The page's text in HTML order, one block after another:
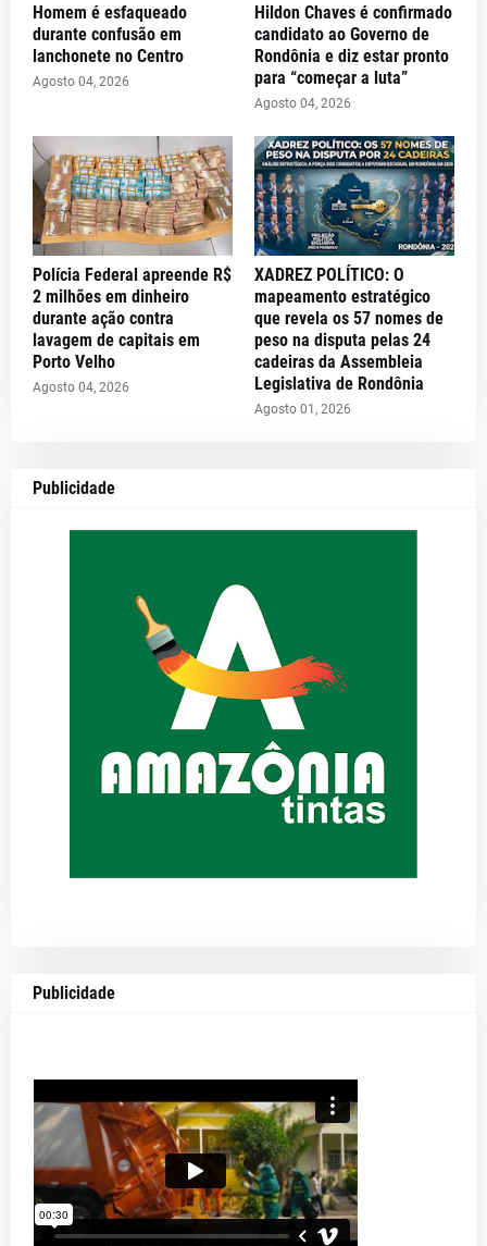
Homem é esfaqueado
durante confusão em
lanchonete no Centro
Agosto 04, 2026
Hildon Chaves é confirmado
candidato ao Governo de
Rondônia e diz estar pronto
para “começar a luta”
Agosto 04, 2026
Polícia Federal apreende R$
2 milhões em dinheiro
durante ação contra
lavagem de capitais em
Porto Velho
Agosto 04, 2026
XADREZ POLÍTICO: O
mapeamento estratégico
que revela os 57 nomes de
peso na disputa pelas 24
cadeiras da Assembleia
Legislativa de Rondônia
Agosto 01, 2026
Publicidade
Publicidade